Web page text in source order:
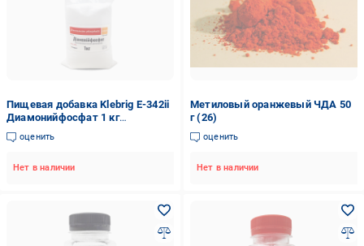
Пищевая добавка Klebrig Е-342ii
Диамонийфосфат 1 кг
(АМНФФК-1)
оценить
Нет в наличии
Метиловый оранжевый ЧДА 50
г (26)
оценить
Нет в наличии